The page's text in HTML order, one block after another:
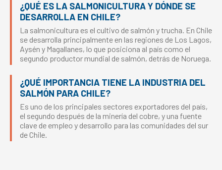
¿QUÉ ES LA SALMONICULTURA Y DÓNDE SE
DESARROLLA EN CHILE?
La salmonicultura es el cultivo de salmón y trucha. En Chile
se desarrolla principalmente en las regiones de Los Lagos,
Aysén y Magallanes, lo que posiciona al país como el
segundo productor mundial de salmón, detrás de Noruega.
¿QUÉ IMPORTANCIA TIENE LA INDUSTRIA DEL
SALMÓN PARA CHILE?
Es uno de los principales sectores exportadores del país,
el segundo después de la minería del cobre, y una fuente
clave de empleo y desarrollo para las comunidades del sur
de Chile.